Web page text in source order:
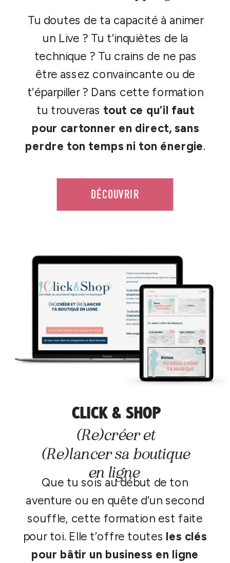
DÉCOUVRIR
Tu doutes de ta capacité à animer
un Live ? Tu t’inquiètes de la
technique ? Tu crains de ne pas
être assez convaincante ou de
t’éparpiller ? Dans cette formation
tu trouveras tout ce qu’il faut
pour cartonner en direct, sans
perdre ton temps ni ton énergie.
(Re)créer et
(Re)lancer sa boutique
en ligne
CLICK & SHOP
Que tu sois au début de ton
aventure ou en quête d’un second
souffle, cette formation est faite
pour toi. Elle t’offre toutes les clés
pour bâtir un business en ligne